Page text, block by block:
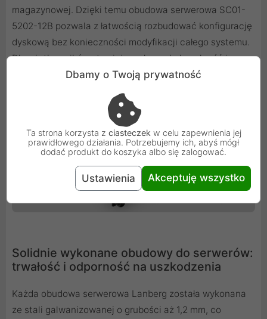
magazynowej. Dzięki temu obudowa serwerowa SC01-
5202-12B pozwala z łatwością rozbudować konfigurację
dyskową bez konieczności modyfikacji całego systemu.
Dla użytkowników stawiających na skalowalność i
oszczędność czasu, takie rozwiązanie okazuje się
Solidnie wykonane obudowy do serwerów:
trwałość i odporność na uszkodzenia
Każda obudowa serwerowa Lanberg została wykonana
ze stali galwanizowanej o grubości aż 1,2 mm, co
Dbamy o Twoją prywatność
Ta strona korzysta z ciasteczek w celu zapewnienia jej
prawidłowego działania. Potrzebujemy ich, abyś mógł
dodać produkt do koszyka albo się zalogować.
Ustawienia Akceptuję wszystko